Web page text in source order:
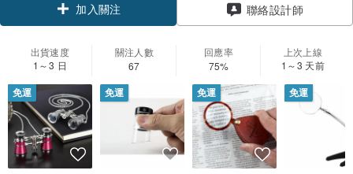
加入關注 聯絡設計師
出貨速度
1～3 日
關注人數
67
回應率
75%
上次上線
1～3 天前
免運 免運 免運 免運